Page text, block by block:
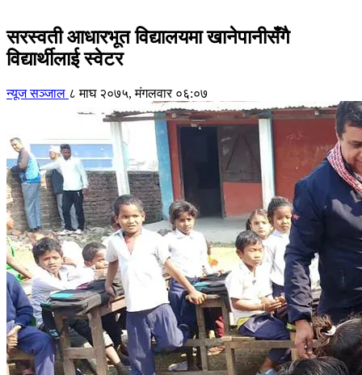
सरस्वती आधारभूत विद्यालयमा खानेपानीसँगै
विद्यार्थीलाई स्वेटर
न्यूज सञ्जाल ८ माघ २०७५, मंगलवार ०६:०७